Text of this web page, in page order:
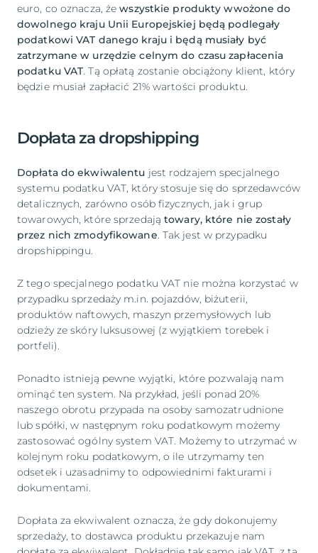
euro, co oznacza, że wszystkie produkty wwożone do
dowolnego kraju Unii Europejskiej będą podlegały
podatkowi VAT danego kraju i będą musiały być
zatrzymane w urzędzie celnym do czasu zapłacenia
podatku VAT. Tą opłatą zostanie obciążony klient, który
będzie musiał zapłacić 21% wartości produktu.
Dopłata za dropshipping
Dopłata do ekwiwalentu jest rodzajem specjalnego
systemu podatku VAT, który stosuje się do sprzedawców
detalicznych, zarówno osób fizycznych, jak i grup
towarowych, które sprzedają towary, które nie zostały
przez nich zmodyfikowane. Tak jest w przypadku
dropshippingu.
Z tego specjalnego podatku VAT nie można korzystać w
przypadku sprzedaży m.in. pojazdów, biżuterii,
produktów naftowych, maszyn przemysłowych lub
odzieży ze skóry luksusowej (z wyjątkiem torebek i
portfeli).
Ponadto istnieją pewne wyjątki, które pozwalają nam
ominąć ten system. Na przykład, jeśli ponad 20%
naszego obrotu przypada na osoby samozatrudnione
lub spółki, w następnym roku podatkowym możemy
zastosować ogólny system VAT. Możemy to utrzymać w
kolejnym roku podatkowym, o ile utrzymamy ten
odsetek i uzasadnimy to odpowiednimi fakturami i
dokumentami.
Dopłata za ekwiwalent oznacza, że gdy dokonujemy
sprzedaży, to dostawca produktu przekazuje nam